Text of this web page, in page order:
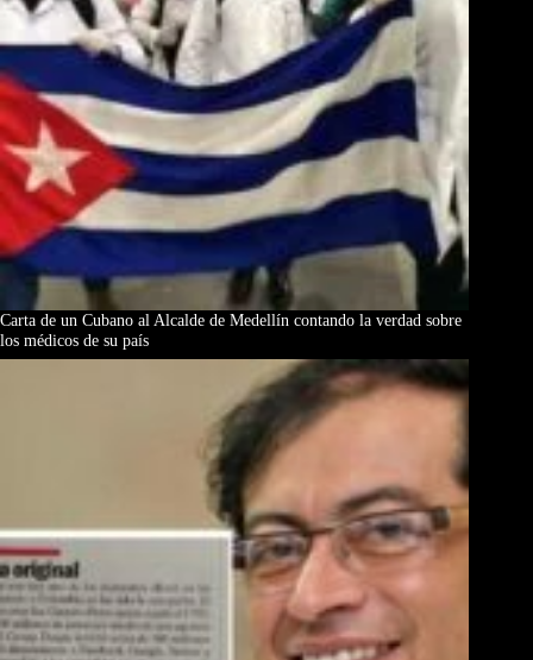
Carta de un Cubano al Alcalde de Medellín contando la verdad sobre
los médicos de su país